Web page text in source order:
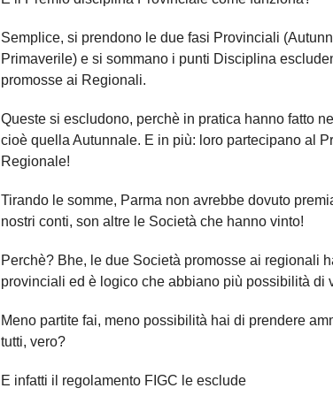
Semplice, si prendono le due fasi Provinciali
Primaverile) e si sommano i punti Disciplina
promosse ai Regionali.
Queste si escludono, perchè in pratica hanno fatto
cioè quella Autunnale. E in più: loro partecipano al
Regionale!
Tirando le somme, Parma non avrebbe dovuto
nostri conti, son altre le Società che hanno vinto!
Perchè? Bhe, le due Società promosse ai regionali
provinciali ed è logico che abbiano più possibilità di
Meno partite fai, meno possibilità hai di prendere
tutti, vero?
E infatti il regolamento FIGC le esclude